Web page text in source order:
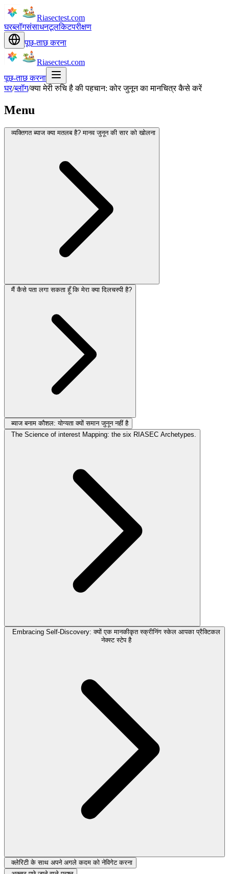
Riasectest.com
घरब्लॉगसंसाधनटूलकिटपरीक्षण
पूछ-ताछ करना
Riasectest.com
पूछ-ताछ करना
घर/ब्लॉग/क्या मेरी रुचि है की पहचान: कोर जुनून का मानचित्र कैसे करें
Menu
व्यक्तिगत ब्याज क्या मतलब है? मानव जुनून की सार को खोलना
मैं कैसे पता लगा सकता हूँ कि मेरा क्या दिलचस्पी है?
ब्याज बनाम कौशल: योग्यता क्यों समान जुनून नहीं है
The Science of interest Mapping: the six RIASEC Archetypes.
Embracing Self-Discovery: क्यों एक मानकीकृत स्क्रीनिंग स्केल आपका प्रैक्टिकल
नेक्स्ट स्टेप है
क्लेरिटी के साथ अपने अगले कदम को नेविगेट करना